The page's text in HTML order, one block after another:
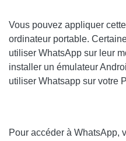
Vous pouvez appliquer
ordinateur portable.
utiliser WhatsApp sur leur
installer un émulateur
utiliser Whatsapp sur votre
Pour accéder à WhatsApp,